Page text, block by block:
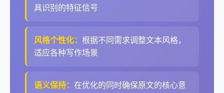
具识别的特征信号
风格个性化： 根据不同需求调整文本风格，
适应各种写作场景
语义保持： 在优化的同时确保原文的核心意